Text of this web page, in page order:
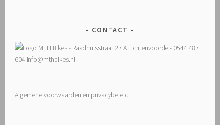
CONTACT
Algemene voorwaarden en privacybeleid